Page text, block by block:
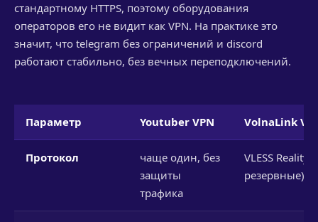
стандартному HTTPS, поэтому оборудования
операторов его не видит как VPN. На практике это
значит, что telegram без ограничений и discord
работают стабильно, без вечных переподключений.
Параметр Youtuber VPN VolnaLink
Протокол
чаще один, без
защиты
трафика
VLESS Reality
резервные)